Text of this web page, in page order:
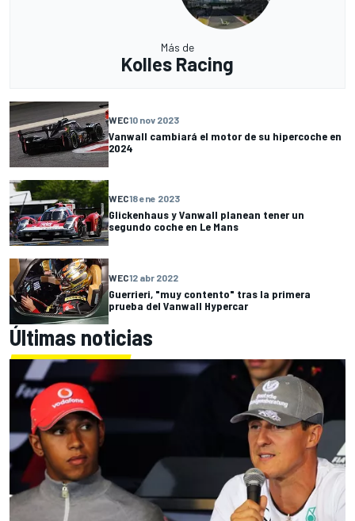
Más de
Kolles Racing
WEC10 nov 2023
Vanwall cambiará el motor de su hipercoche en
2024
WEC18 ene 2023
Glickenhaus y Vanwall planean tener un
segundo coche en Le Mans
WEC12 abr 2022
Guerrieri, "muy contento" tras la primera
prueba del Vanwall Hypercar
Últimas noticias